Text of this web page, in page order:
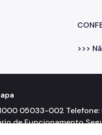
>>>
05033-002 Telefone:
de Funcionamento